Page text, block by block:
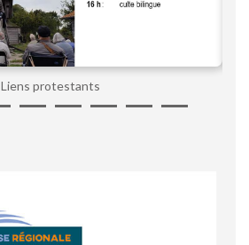
Liens protestants